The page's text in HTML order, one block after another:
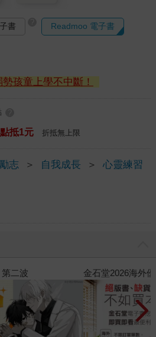
書 Readmoo 電子書
孩童上學不中斷！
抵1元 折抵無上限
志 ＞ 自我成長 ＞ 心靈練習
子書